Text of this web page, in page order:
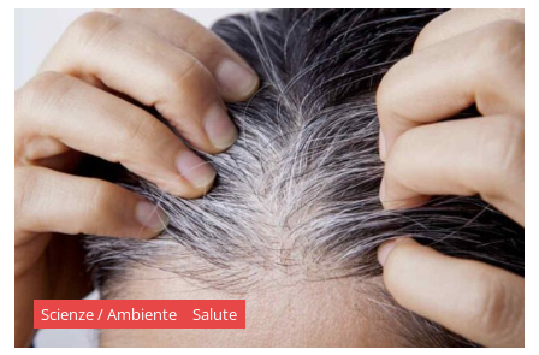
Scienze / Ambiente Salute